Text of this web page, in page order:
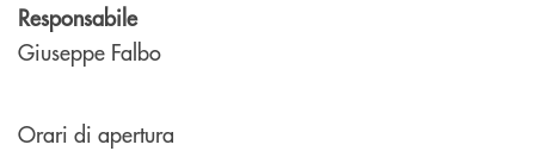
Responsabile
Giuseppe Falbo
Orari di apertura